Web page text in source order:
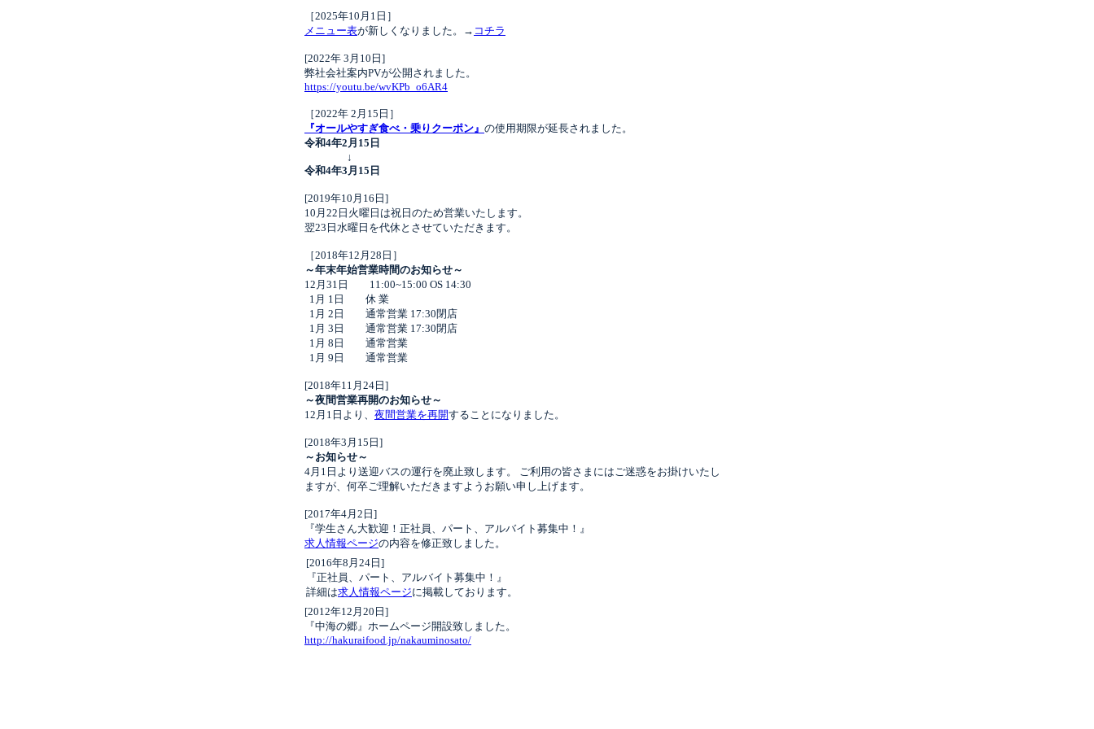
［2025年10月1日］
メニュー表が新しくなりました。→ コチラ
[2022年 3月10日]
弊社会社案内PVが公開されました。
https://youtu.be/wvKPb_o6AR4
［2022年 2月15日］
『オールやすぎ食べ・乗りクーポン』 の使用期限が延長されました。
令和4年2月15日
↓
令和4年3月15日
[2019年10月16日]
10月22日火曜日は祝日のため営業いたします。
翌23日水曜日を代休とさせていただきます。
［2018年12月28日］
～年末年始営業時間のお知らせ～
12月31日 11:00~15:00 OS 14:30
1月 1日 休 業
1月 2日 通常営業 17:30閉店
1月 3日 通常営業 17:30閉店
1月 8日 通常営業
1月 9日 通常営業
[2018年11月24日]
～夜間営業再開のお知らせ～
12月1日より、 夜間営業を再開することになりました。
[2018年3月15日]
～お知らせ～
4月1日より送迎バスの運行を廃止致します。 ご利用の皆さまにはご迷惑をお掛けいたし
ますが、何卒ご理解いただきますようお願い申し上げます。
[2017年4月2日]
『学生さん大歓迎！正社員、パート、アルバイト募集中！』
求人情報ページの内容を修正致しました。
[2016年8月24日]
『正社員、パート、アルバイト募集中！』
詳細は求人情報ページに掲載しております。
[2012年12月20日]
『中海の郷』ホームページ開設致しました。
http://hakuraifood.jp/nakauminosato/